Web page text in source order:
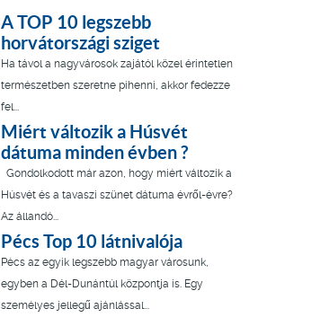
A TOP 10 legszebb
horvátországi sziget
Ha távol a nagyvárosok zajától közel érintetlen
természetben szeretne pihenni, akkor fedezze
fel...
Miért változik a Húsvét
dátuma minden évben ?
Gondolkodott már azon, hogy miért változik a
Húsvét és a tavaszi szünet dátuma évről-évre?
Az állandó...
Pécs Top 10 látnivalója
Pécs az egyik legszebb magyar városunk,
egyben a Dél-Dunántúl központja is. Egy
személyes jellegű ajánlással...